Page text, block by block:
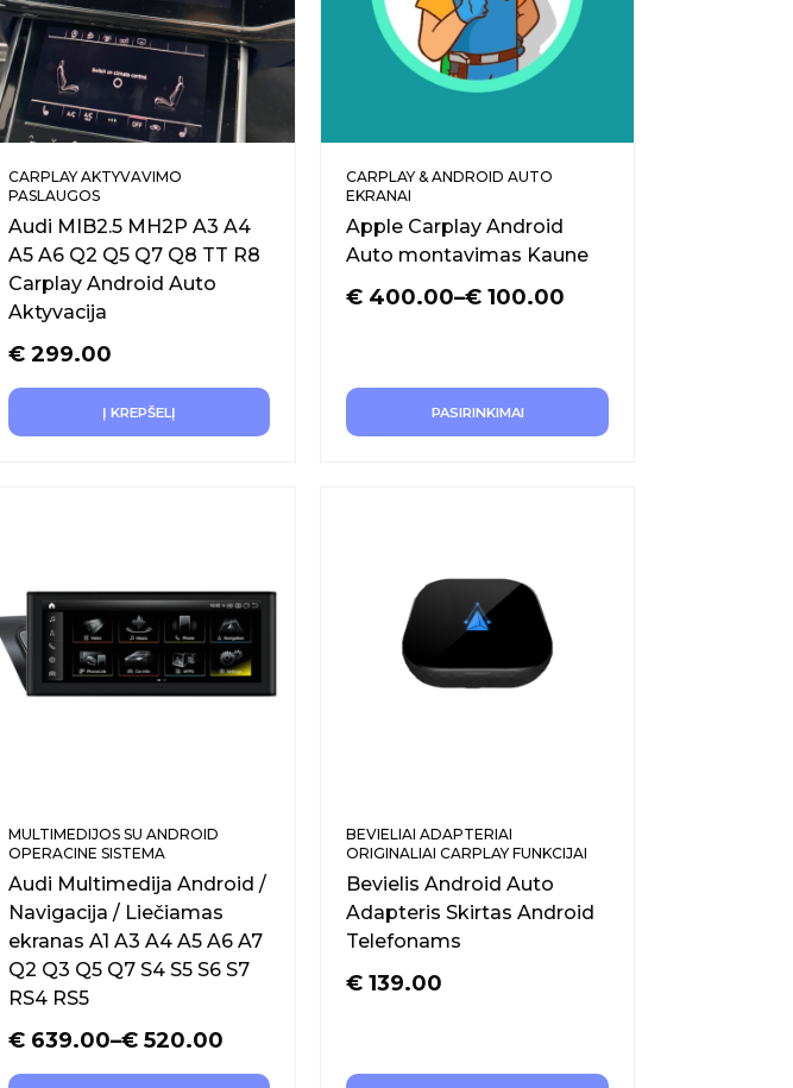
CARPLAY AKTYVAVIMO
PASLAUGOS
Audi MIB2.5 MH2P A3 A4
A5 A6 Q2 Q5 Q7 Q8 TT R8
Carplay Android Auto
Aktyvacija
€299.00
Į KREPŠELĮ
CARPLAY & ANDROID AUTO
EKRANAI
Apple Carplay Android
Auto montavimas Kaune
€ 100.00
–
€ 400.00
PASIRINKIMAI
MULTIMEDIJOS SU ANDROID
OPERACINE SISTEMA
Audi Multimedija Android /
Navigacija / Liečiamas
ekranas A1 A3 A4 A5 A6 A7
Q2 Q3 Q5 Q7 S4 S5 S6 S7
RS4 RS5
€520.00
–
€639.00
BEVIELIAI ADAPTERIAI
ORIGINALIAI CARPLAY FUNKCIJAI
Bevielis Android Auto
Adapteris Skirtas Android
Telefonams
€ 139.00